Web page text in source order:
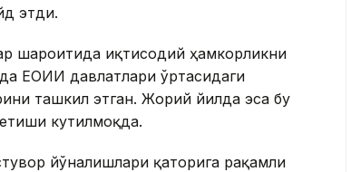
этди.
шароитида иқтисодий ҳамкорликни
ЕОИИ давлатлари ўртасидаги
ташкил этган. Жорий йилда эса бу
кутилмоқда.
йўналишлари қаторига рақамли